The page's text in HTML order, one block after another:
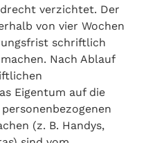
verzichtet. Der
von vier Wochen
schriftlich
Nach Ablauf
Eigentum auf die
(z. B. Handys,